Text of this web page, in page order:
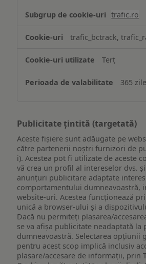
trafic.ro
trafic_bctrack,
Terț
365
Publicitate țintită (targetată)
Aceste fișiere sunt adăugate pe
către partenerii noștri furnizori de
i). Acestea pot fi utilizate de aceste
vă crea un profil al intereselor dvs.
anunțuri publicitare adaptate
comportamentului dumneavoastră,
website-uri. Acestea funcționează
unică a browser-ului și a
Dacă nu permiteți plasarea/
se va afișa publicitate neadaptată la
dumneavoastră. Selectarea opțiunii
pentru acest scop implică inclusiv
plasare/accesare de informații, prin